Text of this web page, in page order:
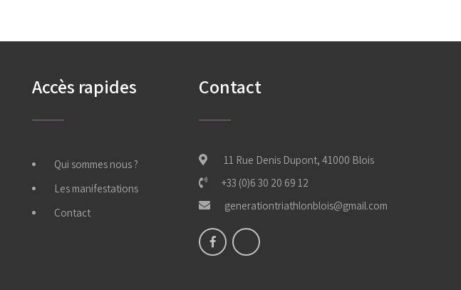
Accès rapides
Qui sommes nous ?
Les manifestations
Contact
Contact
11 Rue Denis Dupont, 41000 Blois
+33 (0)6 30 20 69 12
generationtriathlonblois@gmail.com